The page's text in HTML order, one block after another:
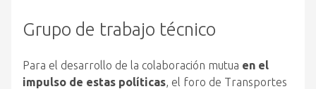
Grupo de trabajo técnico
Para el desarrollo de la colaboración mutua en el
impulso de estas políticas, el foro de Transportes